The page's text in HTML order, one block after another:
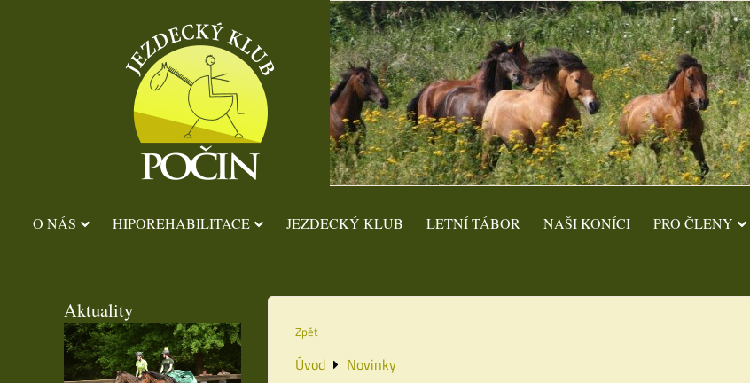
O NÁS HIPOREHABILITACE JEZDECKÝ KLUB LETNÍ TÁBOR NAŠI KONÍCI PRO ČLENY
Zpět
Úvod
Novinky
Aktuality